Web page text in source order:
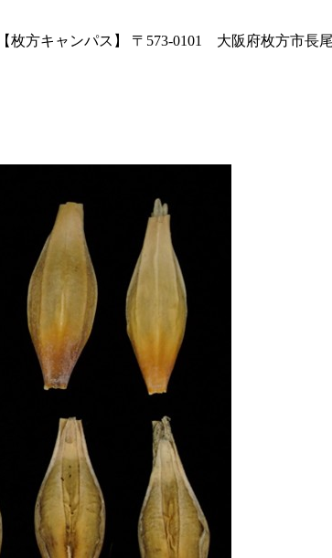
枚方キャンパス】 〒573-0101 大阪府枚方市長